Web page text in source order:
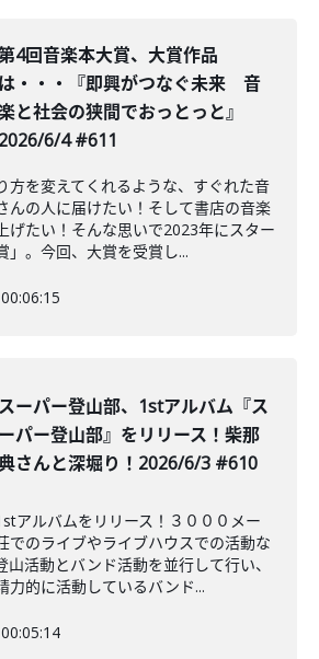
4回音楽本大賞、大賞作品
は・・・『即興がつなぐ未来 音
と社会の狭間でおっとっと』
2026/6/4 #611
方を変えてくれるような、すぐれた音
んの人に届けたい！そして書店の音楽
げたい！そんな思いで2023年にスター
」。今回、大賞を受賞し...
00:06:15
スーパー登山部、1stアルバム『ス
ーパー登山部』をリリース！柴那
さんと深堀り！2026/6/3 #610
アルバムをリリース！３０００メー
でのライブやライブハウスでの活動な
山活動とバンド活動を並行して行い、
力的に活動しているバンド...
00:05:14